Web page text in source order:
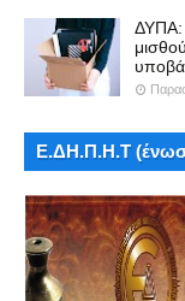
ΔΥΠΑ:
Ε.ΔΗ.Π.Η.Τ